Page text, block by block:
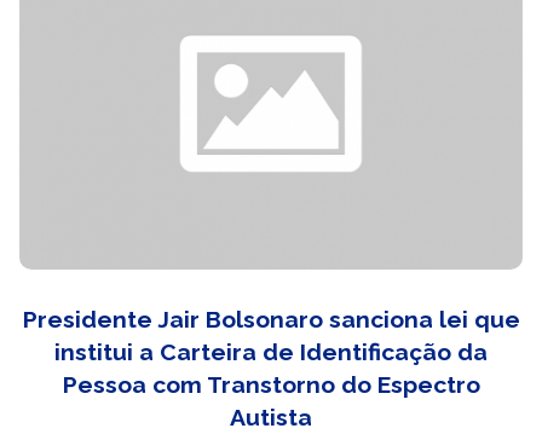
Presidente Jair Bolsonaro sanciona lei que
institui a Carteira de Identificação da
Pessoa com Transtorno do Espectro
Autista